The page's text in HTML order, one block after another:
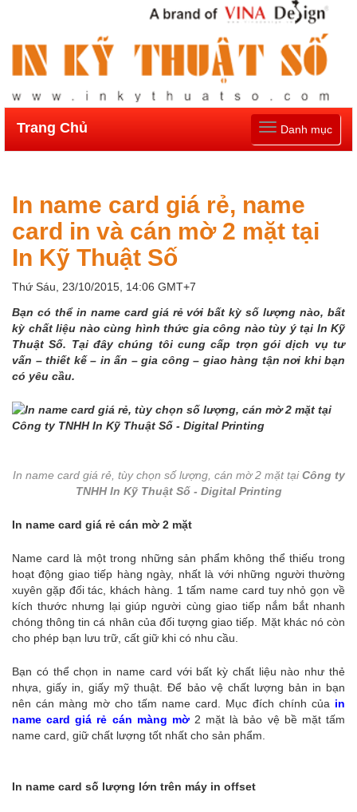
Toggle
navigation
Danh mục
Trang Chủ
In name card giá rẻ, name
card in và cán mờ 2 mặt tại
In Kỹ Thuật Số
Thứ Sáu, 23/10/2015, 14:06 GMT+7
Bạn có thể in name card giá rẻ với bất kỳ số lượng nào, bất
kỳ chất liệu nào cùng hình thức gia công nào tùy ý tại In Kỹ
Thuật Số. Tại đây chúng tôi cung cấp trọn gói dịch vụ tư
vấn – thiết kế – in ấn – gia công – giao hàng tận nơi khi bạn
có yêu cầu.
In name card giá rẻ, tùy chọn số lượng, cán mờ 2 mặt tạiCông ty
TNHH In Kỹ Thuật Số - Digital Printing
In name card giá rẻ cán mờ 2 mặt
Name card là một trong những sản phẩm không thể thiếu trong
hoạt động giao tiếp hàng ngày, nhất là với những người thường
xuyên gặp đối tác, khách hàng. 1 tấm name card tuy nhỏ gọn về
kích thước nhưng lại giúp người cùng giao tiếp nắm bắt nhanh
chóng thông tin cá nhân của đối tượng giao tiếp. Mặt khác nó còn
cho phép bạn lưu trữ, cất giữ khi có nhu cầu.
Bạn có thể chọn in name card với bất kỳ chất liệu nào như thẻ
nhựa, giấy in, giấy mỹ thuật. Để bảo vệ chất lượng bản in bạn
nên cán màng mờ cho tấm name card. Mục đích chính của in
name card giá rẻ cán màng mờ2 mặt là bảo vệ bề mặt tấm
name card, giữ chất lượng tốt nhất cho sản phẩm.
In name card số lượng lớn trên máy in offset